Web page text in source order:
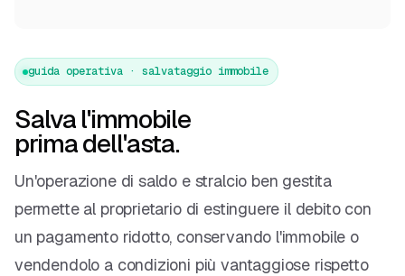
guida operativa · salvataggio immobile
Salva l'immobile
prima dell'asta.
Un'operazione di saldo e stralcio ben gestita
permette al proprietario di estinguere il debito con
un pagamento ridotto, conservando l'immobile o
vendendolo a condizioni più vantaggiose rispetto